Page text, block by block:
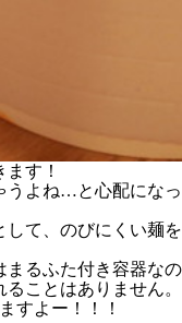
す！
うよね…と心配になっ
て、のびにくい麺を
まるふた付き容器なの
ことはありません。
すよー！！！